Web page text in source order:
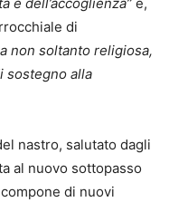
di
non soltanto religiosa,
sostegno alla
nastro, salutato dagli
al nuovo sottopasso
di nuovi